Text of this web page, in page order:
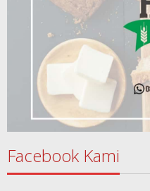
Facebook Kami